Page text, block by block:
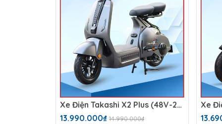
Xe Điện Takashi X2 Plus (48V-23Ah)
13.990.000₫ 14.990.000₫